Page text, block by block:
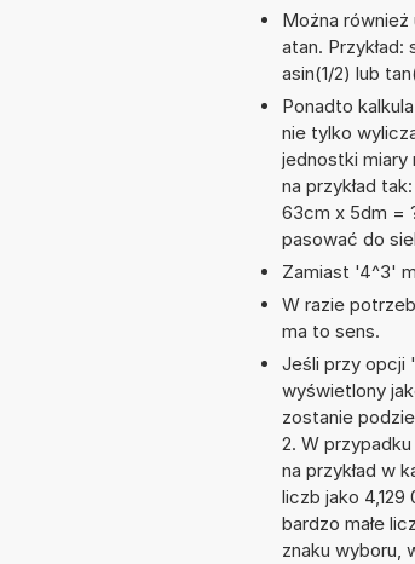
Można
atan.
asin(1/2) lub
Ponadto
nie tylko
jednostki miary
na przykład
63cm x 5dm =
pasować do
Zamiast '4^3'
W razie
ma to sens.
Jeśli przy opcji
wyświetlony
zostanie
2. W
na przykład w
liczb jako
bardzo małe
znaku wyboru,